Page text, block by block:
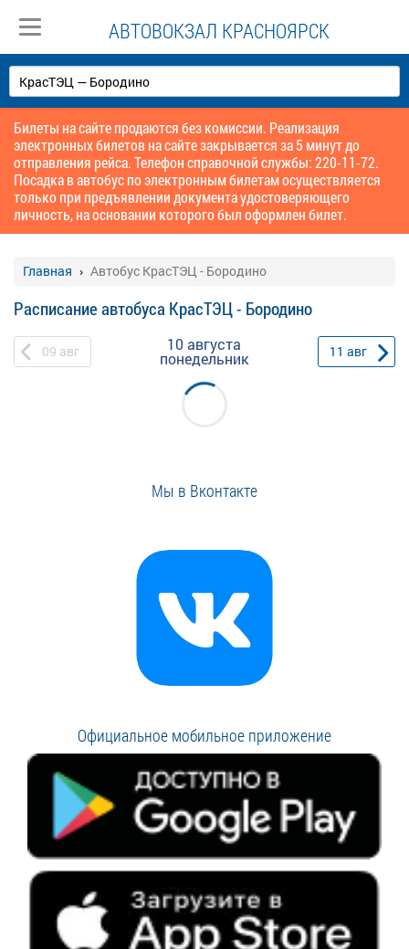
АВТОВОКЗАЛ КРАСНОЯРСК
Билеты на сайте продаются без комиссии. Реализация
электронных билетов на сайте закрывается за 5 минут до
отправления рейса. Телефон справочной службы: 220-11-72.
Посадка в автобус по электронным билетам осуществляется
только при предъявлении документа удостоверяющего
личность, на основании которого был оформлен билет.
Главная Автобус КрасТЭЦ - Бородино
Расписание автобуса КрасТЭЦ - Бородино
09 авг 10 августа
понедельник 11 авг
Мы в Вконтакте
Официальное мобильное приложение